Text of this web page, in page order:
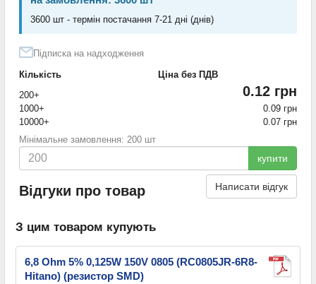
3600 шт - термін постачання 7-21 дні (днів)
Підписка на надходження
Кількість
Ціна без ПДВ
200+
0.12 грн
1000+
0.09 грн
10000+
0.07 грн
Мінімальне замовлення: 200 шт
купити
Відгуки про товар Написати відгук
З цим товаром купують
6,8 Ohm 5% 0,125W 150V 0805 (RC0805JR-6R8-
Hitano) (резистор SMD)